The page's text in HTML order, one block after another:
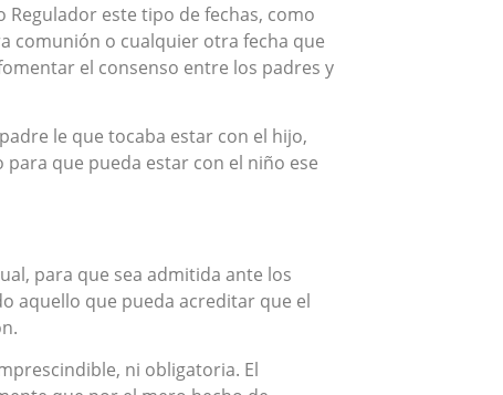
este tipo de fechas, como
comunión o cualquier otra fecha que
el consenso entre los padres y
le que tocaba estar con el hijo,
que pueda estar con el niño ese
para que sea admitida ante los
aquello que pueda acreditar que el
ni obligatoria. El